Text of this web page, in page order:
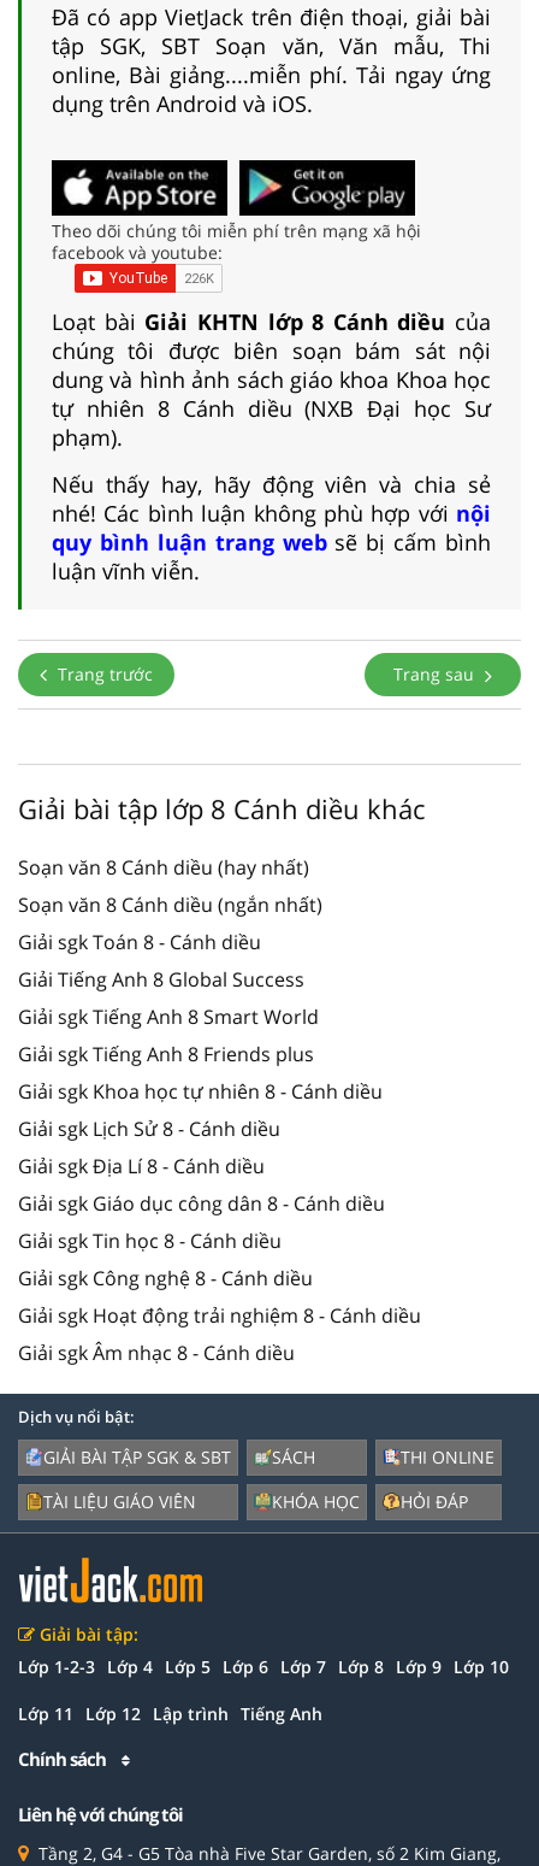
Đã có app VietJack trên điện thoại, giải bài
tập SGK, SBT Soạn văn, Văn mẫu, Thi
online, Bài giảng....miễn phí. Tải ngay ứng
dụng trên Android và iOS.
Theo dõi chúng tôi miễn phí trên mạng xã hội
facebook và youtube:
Loạt bài Giải KHTN lớp 8 Cánh diều của
chúng tôi được biên soạn bám sát nội
dung và hình ảnh sách giáo khoa Khoa học
tự nhiên 8 Cánh diều (NXB Đại học Sư
phạm).
Nếu thấy hay, hãy động viên và chia sẻ
nhé! Các bình luận không phù hợp với nội
quy bình luận trang websẽ bị cấm bình
luận vĩnh viễn.
Trang trước Trang sau
Giải bài tập lớp 8 Cánh diều khác
Soạn văn 8 Cánh diều (hay nhất)
Soạn văn 8 Cánh diều (ngắn nhất)
Giải sgk Toán 8 - Cánh diều
Giải Tiếng Anh 8 Global Success
Giải sgk Tiếng Anh 8 Smart World
Giải sgk Tiếng Anh 8 Friends plus
Giải sgk Khoa học tự nhiên 8 - Cánh diều
Giải sgk Lịch Sử 8 - Cánh diều
Giải sgk Địa Lí 8 - Cánh diều
Giải sgk Giáo dục công dân 8 - Cánh diều
Giải sgk Tin học 8 - Cánh diều
Giải sgk Công nghệ 8 - Cánh diều
Giải sgk Hoạt động trải nghiệm 8 - Cánh diều
Giải sgk Âm nhạc 8 - Cánh diều
Dịch vụ nổi bật:
GIẢI BÀI TẬP SGK & SBT
TÀI LIỆU GIÁO VIÊN
SÁCH
KHÓA HỌC
THI ONLINE
HỎI ĐÁP
Giải bài tập:
Lớp 1-2-3 Lớp 4 Lớp 5 Lớp 6 Lớp 7 Lớp 8 Lớp 9 Lớp 10
Lớp 11 Lớp 12 Lập trình Tiếng Anh
Chính sách
Liên hệ với chúng tôi
Tầng 2, G4 - G5 Tòa nhà Five Star Garden, số 2 Kim Giang,